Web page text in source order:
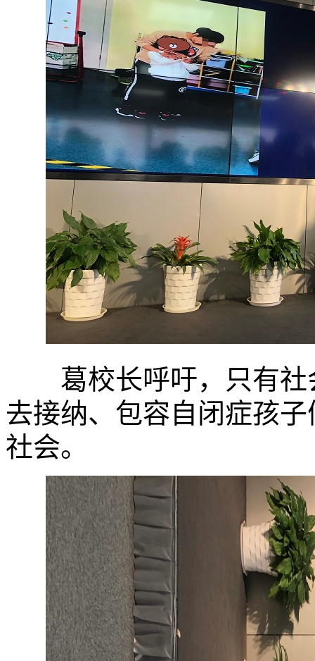
葛校长呼吁，只有社
去接纳、包容自闭症孩
社会。